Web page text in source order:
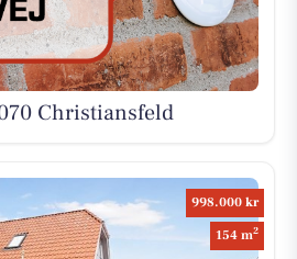
Christiansfeld
998.000 kr
154 m2